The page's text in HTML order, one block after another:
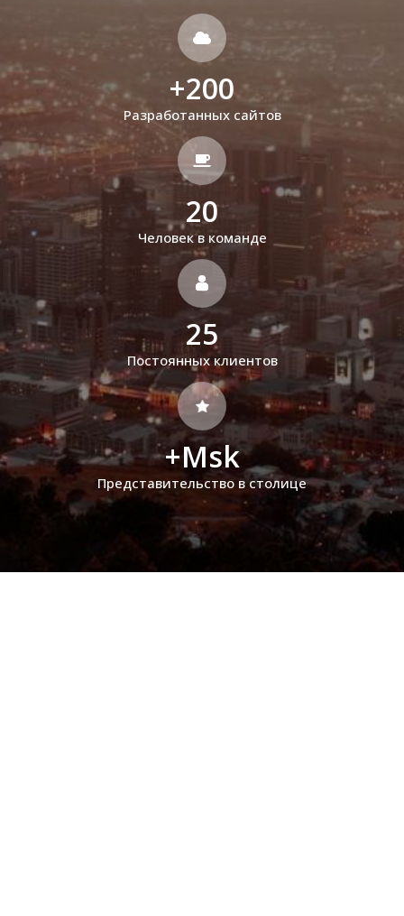
+200
Разработанных сайтов
20
Человек в команде
25
Постоянных клиентов
+Msk
Представительство в столице